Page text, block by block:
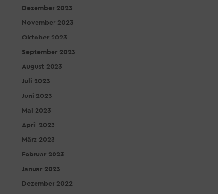
Dezember 2023
November 2023
Oktober 2023
September 2023
August 2023
Juli 2023
Juni 2023
Mai 2023
April 2023
März 2023
Februar 2023
Januar 2023
Dezember 2022